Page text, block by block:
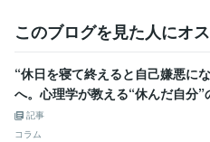
得意分野
悩み相談・カウンセリング カウン
このブログを見た人にオ
“休日を寝て終えると自己嫌悪に
へ。心理学が教える“休んだ自分”
記事
コラム